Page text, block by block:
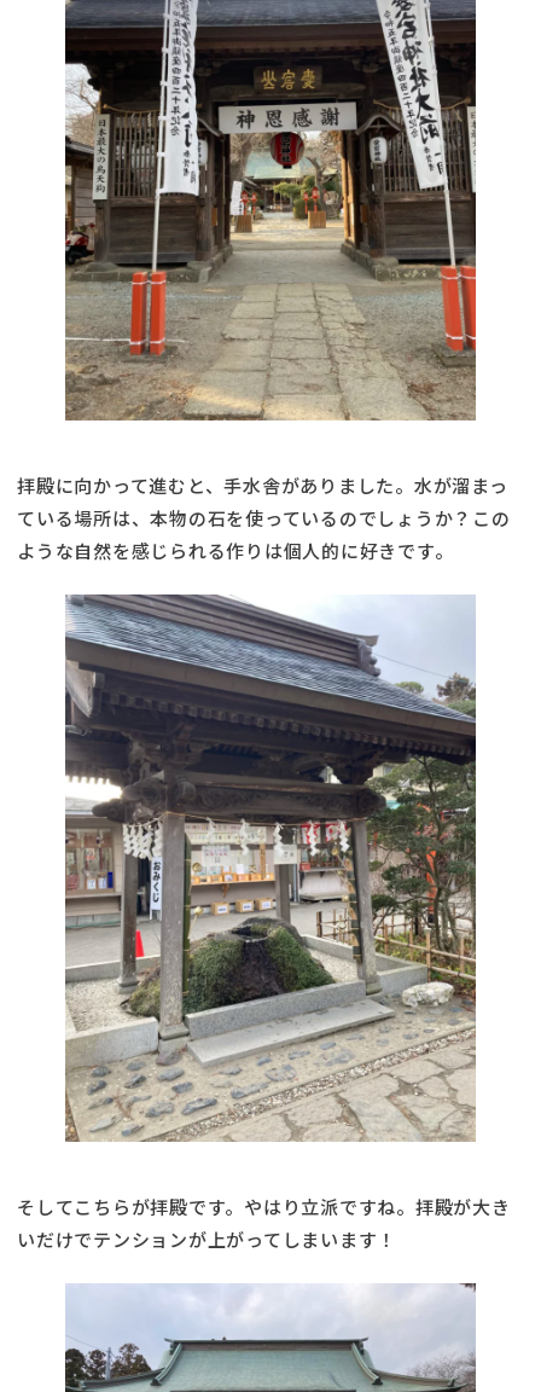
拝殿に向かって進むと、手水舎がありました。水が溜まっ
ている場所は、本物の石を使っているのでしょうか？この
ような自然を感じられる作りは個人的に好きです。
そしてこちらが拝殿です。やはり立派ですね。拝殿が大き
いだけでテンションが上がってしまいます！